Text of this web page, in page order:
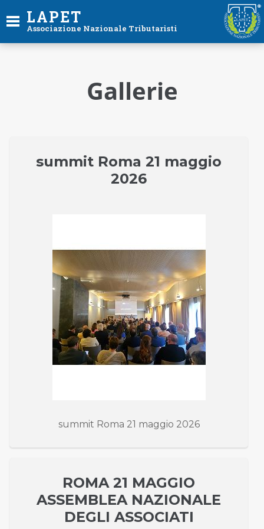
LAPET
Associazione Nazionale Tributaristi
Gallerie
summit Roma 21 maggio
2026
summit Roma 21 maggio 2026
ROMA 21 MAGGIO
ASSEMBLEA NAZIONALE
DEGLI ASSOCIATI